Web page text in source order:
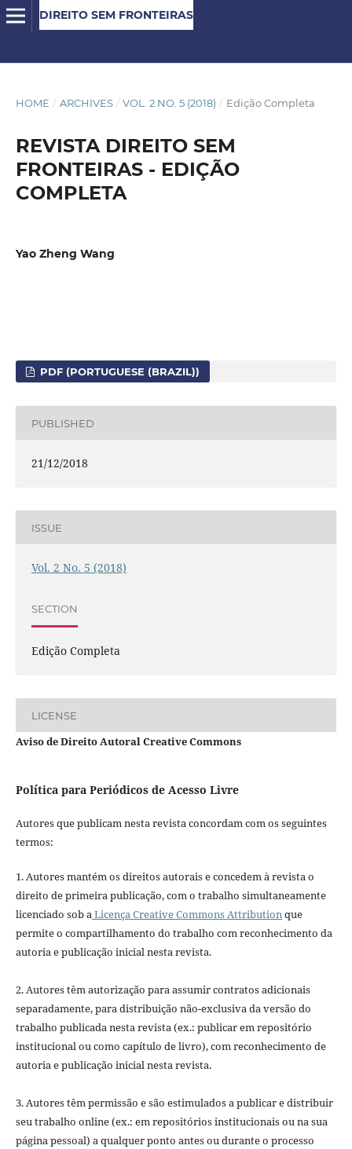
DIREITO SEM FRONTEIRAS
HOME / ARCHIVES / VOL. 2 NO. 5 (2018) / Edição Completa
REVISTA DIREITO SEM
FRONTEIRAS - EDIÇÃO
COMPLETA
Yao Zheng Wang
PDF (PORTUGUESE (BRAZIL))
PUBLISHED
21/12/2018
ISSUE
Vol. 2 No. 5 (2018)
SECTION
Edição Completa
LICENSE
Aviso de Direito Autoral Creative Commons
Política para Periódicos de Acesso Livre
Autores que publicam nesta revista concordam com os seguintes
termos:
1. Autores mantém os direitos autorais e concedem à revista o
direito de primeira publicação, com o trabalho simultaneamente
licenciado sob aLicença Creative Commons Attributionque
permite o compartilhamento do trabalho com reconhecimento da
autoria e publicação inicial nesta revista.
2. Autores têm autorização para assumir contratos adicionais
separadamente, para distribuição não-exclusiva da versão do
trabalho publicada nesta revista (ex.: publicar em repositório
institucional ou como capítulo de livro), com reconhecimento de
autoria e publicação inicial nesta revista.
3. Autores têm permissão e são estimulados a publicar e distribuir
seu trabalho online (ex.: em repositórios institucionais ou na sua
página pessoal) a qualquer ponto antes ou durante o processo